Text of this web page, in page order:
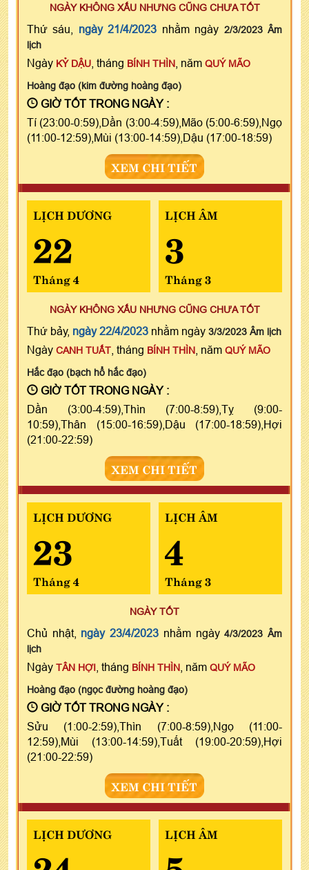
NGÀY KHÔNG XẤU NHƯNG CŨNG CHƯA TỐT
Thứ sáu, ngày 21/4/2023 nhằm ngày 2/3/2023 Âm
lịch
Ngày KỶ DẬU , tháng BÍNH THÌN , năm QUÝ MÃO
Hoàng đạo (kim đường hoàng đạo)
GIỜ TỐT TRONG NGÀY :
Tí (23:00-0:59),Dần (3:00-4:59),Mão (5:00-6:59),Ngọ
(11:00-12:59),Mùi (13:00-14:59),Dậu (17:00-18:59)
XEM CHI TIẾT
LỊCH DƯƠNG
22
Tháng 4
LỊCH ÂM
3
Tháng 3
NGÀY KHÔNG XẤU NHƯNG CŨNG CHƯA TỐT
Thứ bảy, ngày 22/4/2023 nhằm ngày 3/3/2023 Âm lịch
Ngày CANH TUẤT , tháng BÍNH THÌN , năm QUÝ MÃO
Hắc đạo (bạch hổ hắc đạo)
GIỜ TỐT TRONG NGÀY :
Dần (3:00-4:59),Thìn (7:00-8:59),Tỵ (9:00-
10:59),Thân (15:00-16:59),Dậu (17:00-18:59),Hợi
(21:00-22:59)
XEM CHI TIẾT
LỊCH DƯƠNG
23
Tháng 4
LỊCH ÂM
4
Tháng 3
NGÀY TỐT
Chủ nhật, ngày 23/4/2023 nhằm ngày4/3/2023 Âm
lịch
Ngày TÂN HỢI , tháng BÍNH THÌN , năm QUÝ MÃO
Hoàng đạo (ngọc đường hoàng đạo)
GIỜ TỐT TRONG NGÀY :
Sửu (1:00-2:59),Thìn (7:00-8:59),Ngọ (11:00-
12:59),Mùi (13:00-14:59),Tuất (19:00-20:59),Hợi
(21:00-22:59)
XEM CHI TIẾT
LỊCH DƯƠNG LỊCH ÂM